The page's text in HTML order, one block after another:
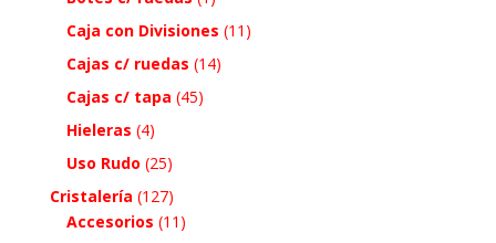
Caja con Divisiones (11)
Cajas c/ ruedas (14)
Cajas c/ tapa (45)
Hieleras (4)
Uso Rudo (25)
Cristalería (127)
Accesorios (11)